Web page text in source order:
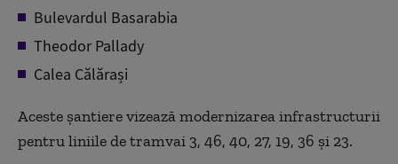
Bulevardul Basarabia
Theodor Pallady
Calea Călărași
Aceste șantiere vizează modernizarea infrastructurii
pentru liniile de tramvai 3, 46, 40, 27, 19, 36 și 23.